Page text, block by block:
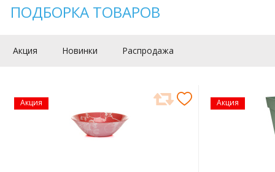
ПОДБОРКА ТОВАРОВ
Акция Новинки Распродажа
Акция Акция